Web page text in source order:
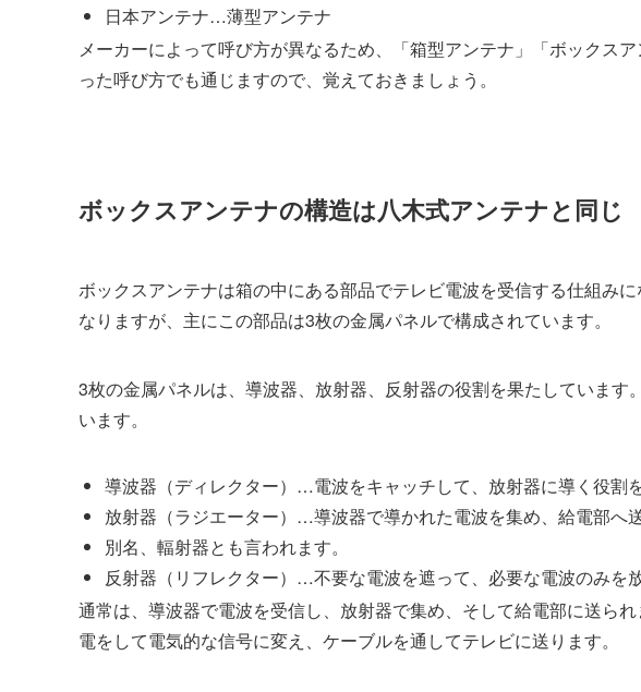
日本アンテナ…薄型アンテナ
メーカーによって呼び方が異なるため、「箱型アンテナ」「ボックス
った呼び方でも通じますので、覚えておきましょう。
ボックスアンテナの構造は八木式アンテナと同じ
ボックスアンテナは箱の中にある部品でテレビ電波を受信する仕組み
なりますが、主にこの部品は3枚の金属パネルで構成されています。
3枚の金属パネルは、導波器、放射器、反射器の役割を果たしています
います。
導波器（ディレクター）…電波をキャッチして、放射器に導く役割を
放射器（ラジエーター）…導波器で導かれた電波を集め、給電部へ
別名、輻射器とも言われます。
反射器（リフレクター）…不要な電波を遮って、必要な電波のみを
通常は、導波器で電波を受信し、放射器で集め、そして給電部に送ら
電をして電気的な信号に変え、ケーブルを通してテレビに送ります。